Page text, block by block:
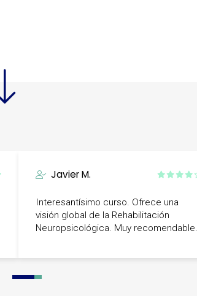
Javier M.
Interesantísimo curso. Ofrece una
visión global de la Rehabilitación
Neuropsicológica. Muy recomendable.
0 1